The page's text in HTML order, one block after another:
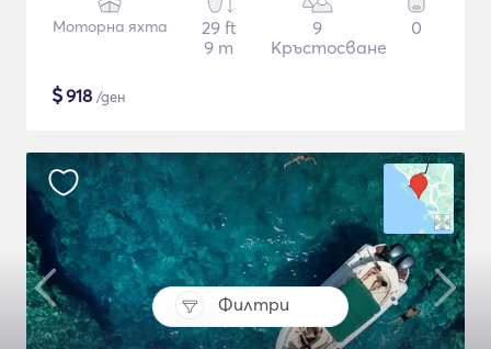
Филтри
Моторна яхта
29 ft
9 m
9
Кръстосване
0
$918 /ден